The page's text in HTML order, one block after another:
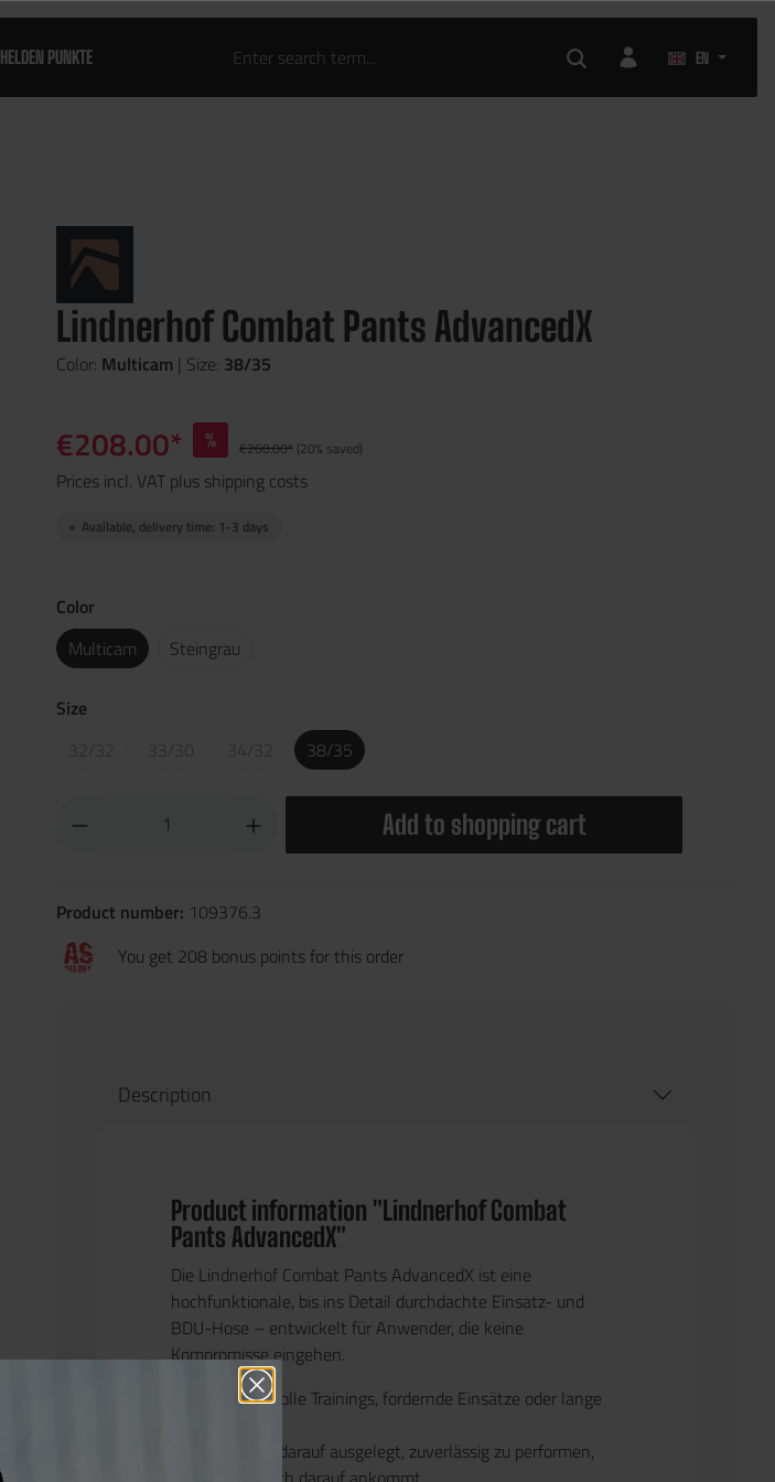
HELDEN PUNKTE EN
Lindnerhof Combat Pants AdvancedX
Color: Multicam | Size: 38/35
€208.00* % €260.00* (20% saved)
Prices incl. VAT plus shipping costs
Available, delivery time: 1-3 days
Color
Multicam
Steingrau
Size
32/32
33/30 34/32 38/35
Add to shopping cart
Product number: 109376.3
You get 208 bonus points for this order
Description
Product information "Lindnerhof Combat
Pants AdvancedX"
Die Lindnerhof Combat Pants AdvancedX ist eine
hochfunktionale, bis ins Detail durchdachte Einsatz- und
BDU-Hose – entwickelt für Anwender, die keine
Kompromisse eingehen.
Ob anspruchsvolle Trainings, fordernde Einsätze oder lange
Diese Hose ist darauf ausgelegt, zuverlässig zu performen,